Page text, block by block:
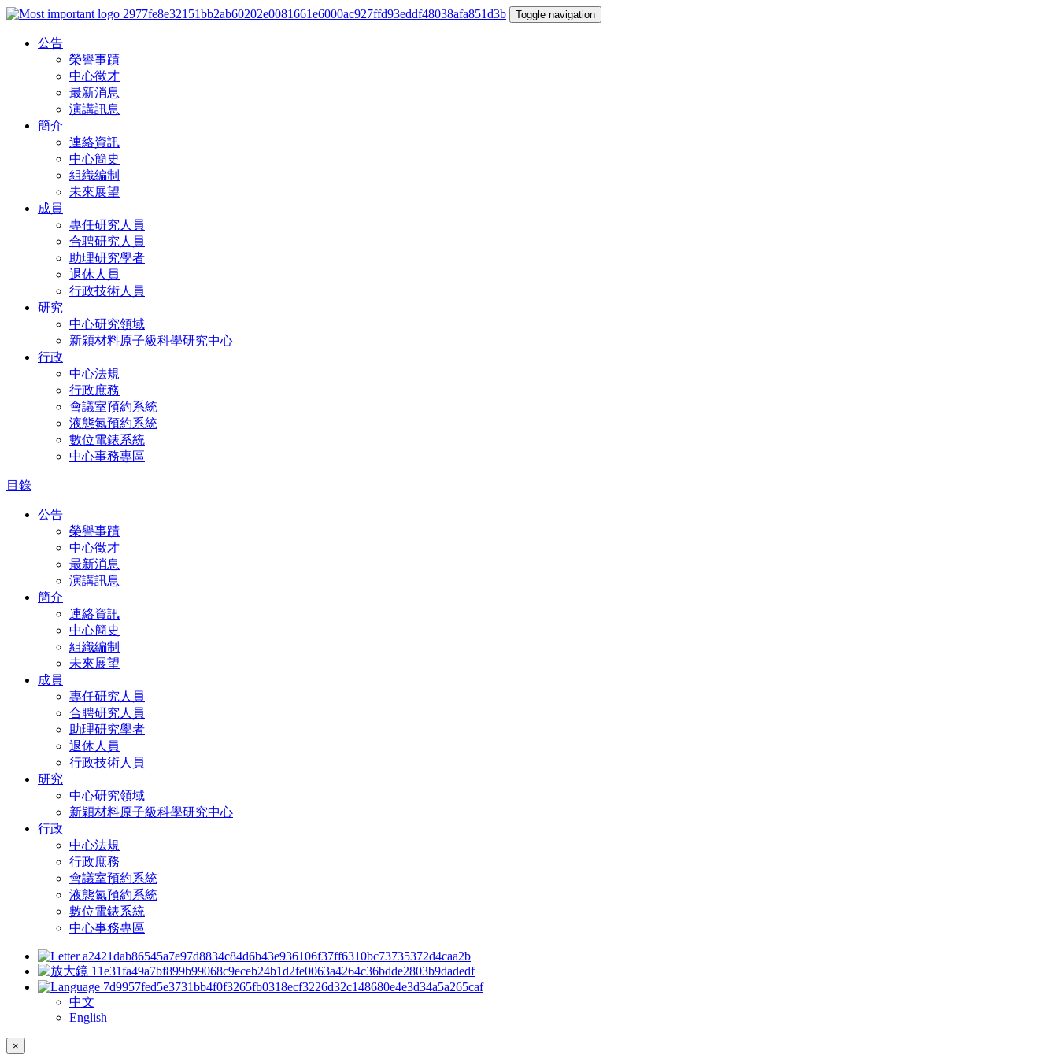
Toggle navigation
公告
榮譽事蹟
中心徵才
最新消息
演講訊息
簡介
連絡資訊
中心簡史
組織編制
未來展望
成員
專任研究人員
合聘研究人員
助理研究學者
退休人員
行政技術人員
研究
中心研究領域
新穎材料原子級科學研究中心
行政
中心法規
行政庶務
會議室預約系統
液態氮預約系統
數位電錶系統
中心事務專區
目錄
公告
榮譽事蹟
中心徵才
最新消息
演講訊息
簡介
連絡資訊
中心簡史
組織編制
未來展望
成員
專任研究人員
合聘研究人員
助理研究學者
退休人員
行政技術人員
研究
中心研究領域
新穎材料原子級科學研究中心
行政
中心法規
行政庶務
會議室預約系統
液態氮預約系統
數位電錶系統
中心事務專區
中文
English
×